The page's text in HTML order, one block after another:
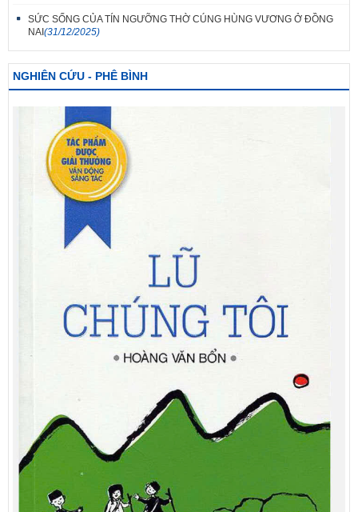
SỨC SỐNG CỦA TÍN NGƯỠNG THỜ CÚNG HÙNG VƯƠNG Ở ĐỒNG
NAI(31/12/2025)
NGHIÊN CỨU - PHÊ BÌNH